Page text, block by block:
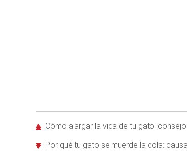
Cómo alargar la vida de tu gato:
Por qué tu gato se muerde la cola: